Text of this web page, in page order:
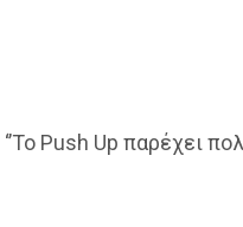
Push Up παρέχει